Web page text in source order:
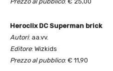
Heroclix DC Superman brick
Autori: aa.vv.
Editore: Wizkids
Prezzo al pubblico: € 11,90